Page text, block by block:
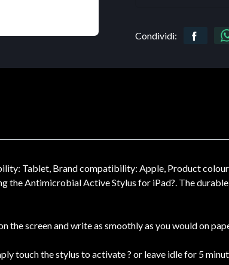
Condividi:
Tablet, Brand compatibility: Apple, Product
the Antimicrobial Active Stylus for iPad?. The
the screen and write as smoothly as you would on
touch the stylus to activate ? or leave idle for 5